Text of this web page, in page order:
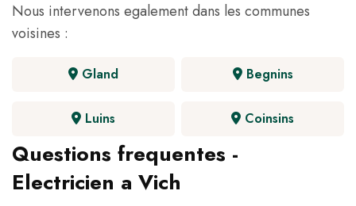
Nous intervenons egalement dans les communes
voisines :
Gland Begnins
Luins Coinsins
Questions frequentes -
Electricien a Vich